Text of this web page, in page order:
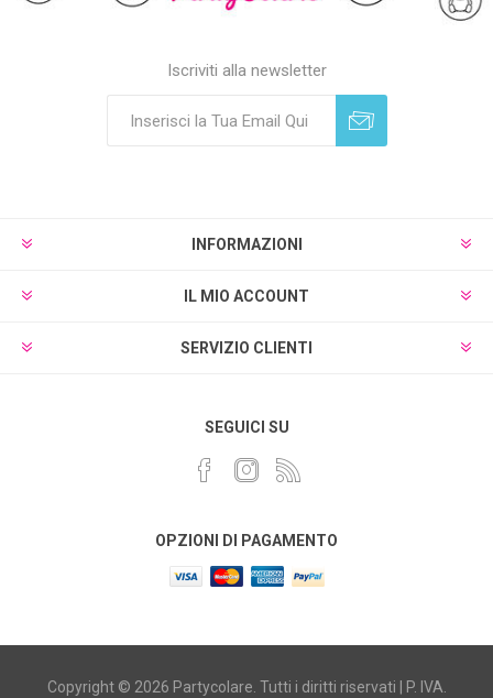
Iscriviti alla newsletter
INFORMAZIONI
IL MIO ACCOUNT
SERVIZIO CLIENTI
SEGUICI SU
OPZIONI DI PAGAMENTO
Copyright © 2026 Partycolare. Tutti i diritti riservati | P. IVA.